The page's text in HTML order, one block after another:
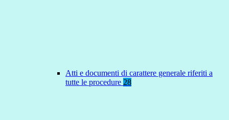
Atti e documenti di carattere generale riferiti a
tutte le procedure 28